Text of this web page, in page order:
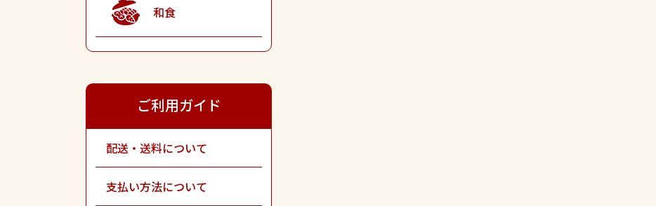
和食
ご利用ガイド
配送・送料について
支払い方法について